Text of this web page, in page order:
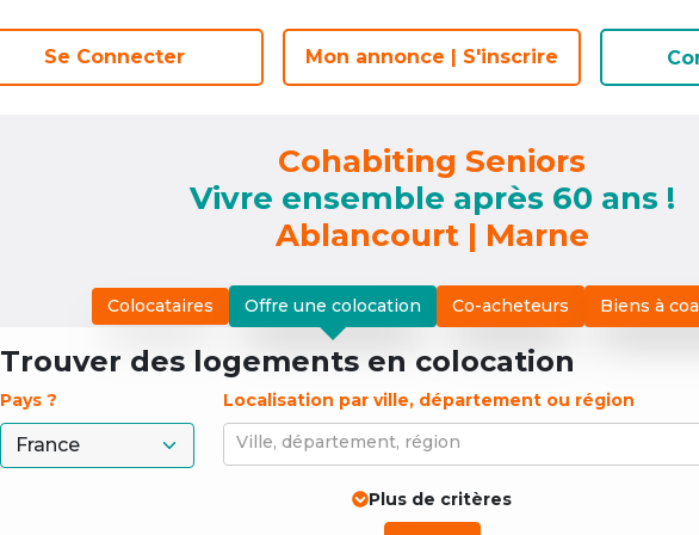
Se Connecter Mon annonce | S'inscrire
Se Connecter Mon annonce | S'inscrire
Cohabiting Seniors
Vivre ensemble après 60 ans !
Ablancourt | Marne
Colocataires Offre une colocation Co-acheteurs Biens à
Trouver des logements en colocation
Pays ?
Localisation par ville, département ou région
Ville, département, région
Plus de critères